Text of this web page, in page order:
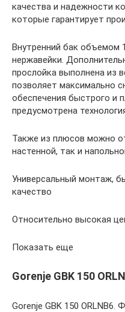
качества и надежности
которые гарантирует
Внутренний бак объемом
нержавейки.
прослойка выполнена из
позволяет максимально
обеспечения быстрого и
предусмотрена
Также из плюсов можно
настенной, так и
Универсальный монтаж,
качество
Относительно высокая
Показать еще
Gorenje GBK 150
Gorenje GBK 150 ORLNB6.